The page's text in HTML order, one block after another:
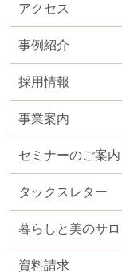
アクセス
事例紹介
採用情報
事業案内
セミナーのご案内
タックスレター
暮らしと美のサロ
資料請求